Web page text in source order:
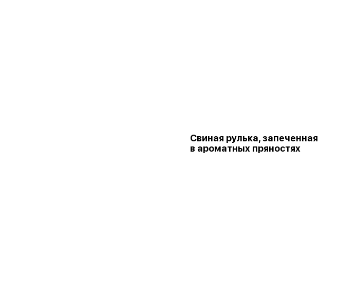
Свиная рулька, запеченная
в ароматных пряностях